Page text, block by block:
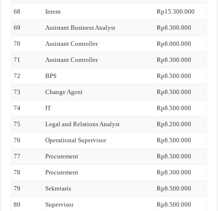
68 Intern Rp15.300.000
69 Assistant Business Analyst Rp8.300.000
70 Assistant Controller Rp8.000.000
71 Assistant Controller Rp8.300.000
72 BPS Rp8.500.000
73 Change Agent Rp8.500.000
74 IT Rp8.500.000
75 Legal and Relations Analyst Rp8.200.000
76 Operational Supervisor Rp8.500.000
77 Procurement Rp8.500.000
78 Procurement Rp8.300.000
79 Sekretaris Rp8.500.000
80 Supervisor Rp8.500.000